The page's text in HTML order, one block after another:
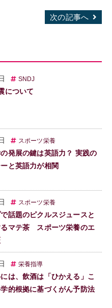
次の記事へ
SNDJ
について
スポーツ栄養
発展の鍵は英語力？ 実践の
と英語力が相関
スポーツ栄養
話題のピクルスジュースと
るマテ茶 スポーツ栄養のエ
栄養指導
は、飲酒は「ひかえる」こ
的根拠に基づくがん予防法